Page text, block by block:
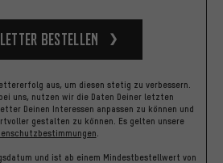
bestellen
aus, um diesen stetig zu verbessern.
uns, nutzen wir die Daten Deiner letzten
Deinen Interessen anpassen zu können und
gestalten zu können. Es gelten unsere
.
und ist ab einem Mindestbestellwert von